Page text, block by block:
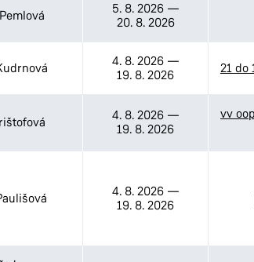
5. 8. 2026—
20. 8. 2026
4. 8. 2026—
19. 8. 2026
4. 8. 2026—
19. 8. 2026
4. 8. 2026—
19. 8. 2026